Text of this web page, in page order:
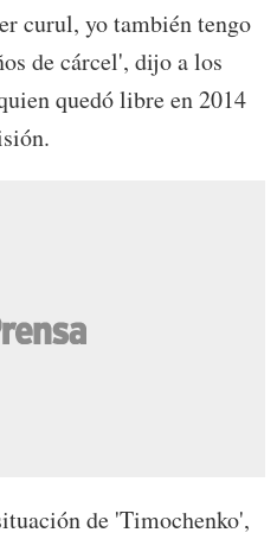
curul, yo también tengo
de cárcel', dijo a los
quedó libre en 2014
de 'Timochenko',